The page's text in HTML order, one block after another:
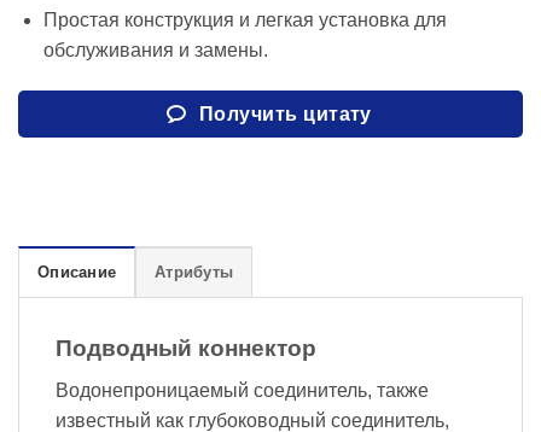
Простая конструкция и легкая установка для
обслуживания и замены.
Получить цитату
Описание Атрибуты
Подводный коннектор
Водонепроницаемый соединитель, также
известный как глубоководный соединитель,